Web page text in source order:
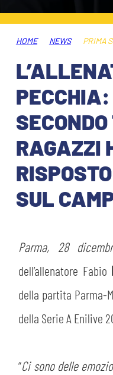
INFO BIGLIETTI
MUSEUM CLUB
TARDINI CARD
INFORMAZIONI
TRASFERTE
SHOP
HOSPITALITY
HOSPITALITY
MUSEUM CLUB
ESPORTS
IL CLUB
ORGANIGRAMMA
STORIA
MUTTI TRAINING
STORE
MUSEO
FLASH NEWS
PLAY GREEN
HOME NEWS PRIMA
RAGAZZI
SUL
Parma, 28
dell’allenatore Fabio
della partita Parma-
della Serie A Enilive
“Ci sono delle